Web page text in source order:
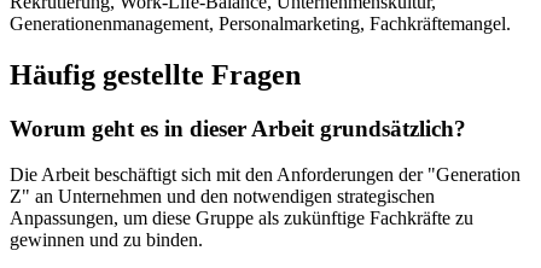
Generationenmanagement, Personalmarketing, Fachkräftemangel.
Häufig gestellte Fragen
Worum geht es in dieser Arbeit grundsätzlich?
Die Arbeit beschäftigt sich mit den Anforderungen der "Generation
Z" an Unternehmen und den notwendigen strategischen
Anpassungen, um diese Gruppe als zukünftige Fachkräfte zu
gewinnen und zu binden.